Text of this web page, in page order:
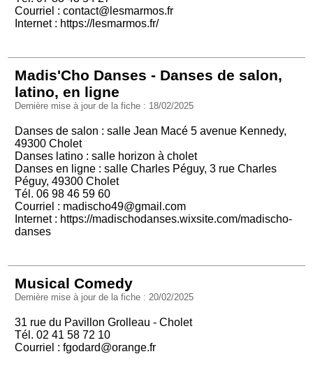
Courriel :contact@lesmarmos.fr
Internet : https://lesmarmos.fr/
Madis'Cho Danses - Danses de salon,
latino, en ligne
Dernière mise à jour de la fiche : 18/02/2025
Danses de salon : salle Jean Macé 5 avenue Kennedy,
49300 Cholet
Danses latino : salle horizon à cholet
Danses en ligne : salle Charles Péguy, 3 rue Charles
Péguy, 49300 Cholet
Tél. 06 98 46 59 60
Courriel : madischo49@gmail.com
Internet : https://madischodanses.wixsite.com/madischo-
danses
Musical Comedy
Dernière mise à jour de la fiche : 20/02/2025
31 rue du Pavillon Grolleau - Cholet
Tél. 02 41 58 72 10
Courriel :fgodard@orange.fr